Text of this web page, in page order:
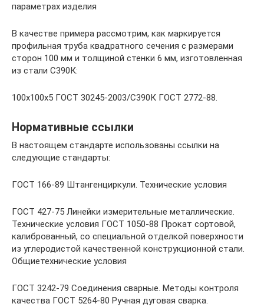
параметрах изделия
В качестве примера рассмотрим, как маркируется
профильная труба квадратного сечения с размерами
сторон 100 мм и толщиной стенки 6 мм, изготовленная
из стали С390К:
100х100х5 ГОСТ 30245-2003/С390К ГОСТ 2772-88.
Нормативные ссылки
В настоящем стандарте использованы ссылки на
следующие стандарты:
ГОСТ 166-89 Штангенциркули. Технические условия
ГОСТ 427-75 Линейки измерительные металлические.
Технические условия ГОСТ 1050-88 Прокат сортовой,
калиброванный, со специальной отделкой поверхности
из углеродистой качественной конструкционной стали.
Общиетехнические условия
ГОСТ 3242-79 Соединения сварные. Методы контроля
качества ГОСТ 5264-80 Ручная дуговая сварка.